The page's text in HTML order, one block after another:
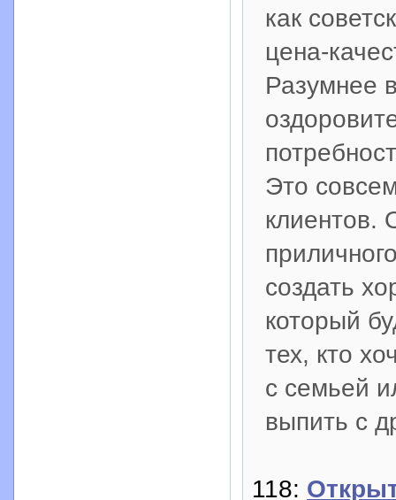
как
цена-
Разумнее
Это
клиентов.
создать
который
тех, кто
с семьей
выпить с
118: